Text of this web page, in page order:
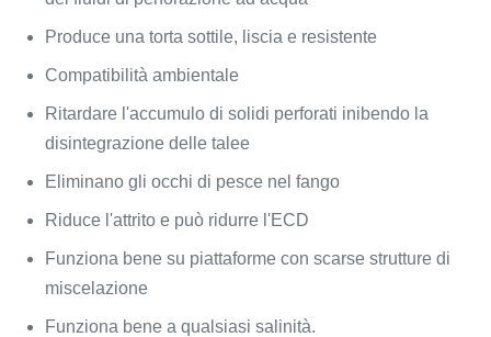
Produce una torta sottile, liscia e resistente
Compatibilità ambientale
Ritardare l'accumulo di solidi perforati inibendo la
disintegrazione delle talee
Eliminano gli occhi di pesce nel fango
Riduce l'attrito e può ridurre l'ECD
Funziona bene su piattaforme con scarse strutture di
miscelazione
Funziona bene a qualsiasi salinità.